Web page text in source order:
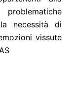
necessità di
vissute